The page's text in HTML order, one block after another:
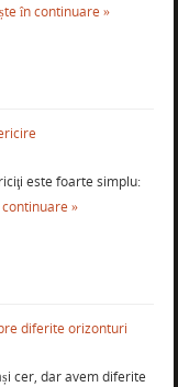
în continuare »
este foarte simplu:
»
diferite orizonturi
cer, dar avem diferite